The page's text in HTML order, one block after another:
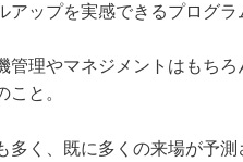
アップを実感できるプログラ
管理やマネジメントはもち
と。
く、既に多くの来場が予測